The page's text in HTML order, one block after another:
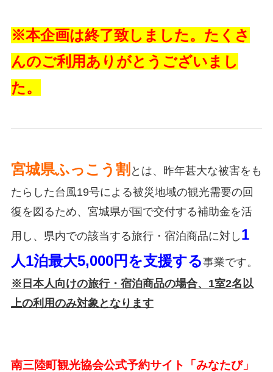
※本企画は終了致しました。たくさ
んのご利用ありがとうございまし
た。
宮城県ふっこう割 とは、昨年甚大な被害をも
たらした台風19号による被災地域の観光需要の回
復を図るため、宮城県が国で交付する補助金を活
用し、県内での該当する旅行・宿泊商品に対し 1
人1泊最大5,000円を支援する事業です。
※日本人向けの旅行・宿泊商品の場合、1室2名以
上の利用のみ対象となります
南三陸町観光協会公式予約サイト「みなたび」